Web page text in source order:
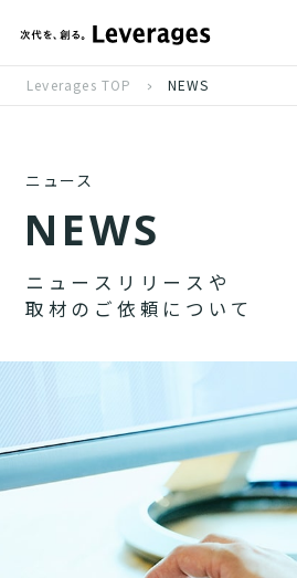
Leverages TOP NEWS
ニュース
NEWS
ニ ュ ー ス リ リ ー ス や
取 材 の ご 依 頼 に つ い て